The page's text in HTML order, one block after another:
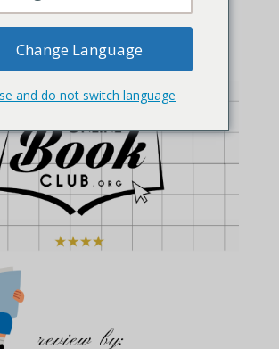
發各世代
comment
Change Language
and do not switch language